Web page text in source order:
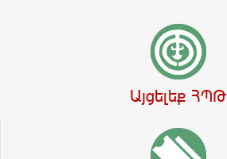
Այցելեք ՀՊԹ